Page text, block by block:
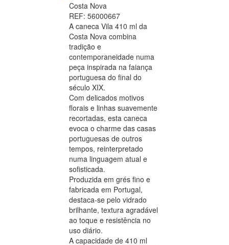
Costa Nova
REF: 56000667
A caneca Vila 410 ml da
Costa Nova combina
tradição e
contemporaneidade numa
peça inspirada na faiança
portuguesa do final do
século XIX.
Com delicados motivos
florais e linhas suavemente
recortadas, esta caneca
evoca o charme das casas
portuguesas de outros
tempos, reinterpretado
numa linguagem atual e
sofisticada.
Produzida em grés fino e
fabricada em Portugal,
destaca-se pelo vidrado
brilhante, textura agradável
ao toque e resistência no
uso diário.
A capacidade de 410 ml